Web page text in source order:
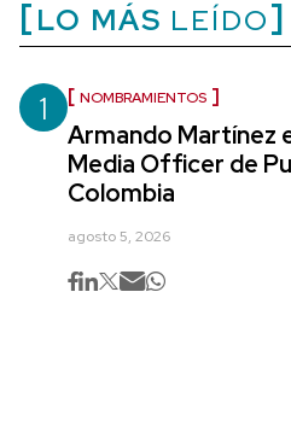
LO MÁS LEÍDO
1 NOMBRAMIENTOS
Armando Martínez
Media Officer de
Colombia
agosto 5, 2026